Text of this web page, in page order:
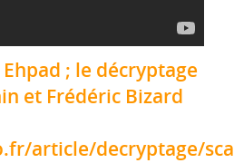
; le décryptage
et Frédéric Bizard
article/decryptage/